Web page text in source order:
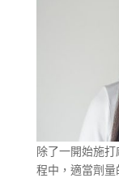
除了一開始施
程中，適當劑